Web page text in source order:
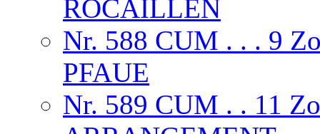
ROCAILLEN
Nr. 588 CUM . . . 9
PFAUE
Nr. 589 CUM . . 11